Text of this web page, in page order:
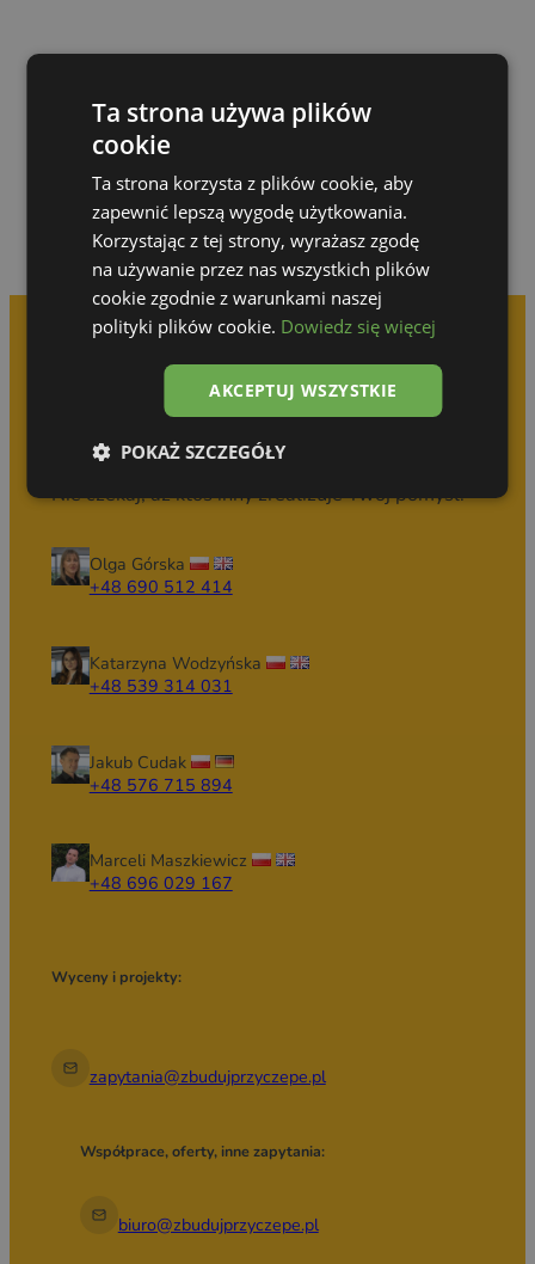
Przejdź do galerii
Umów się na
bezpłatną konsultację
Nie czekaj, aż ktoś inny zrealizuje Twój pomysł!
Olga Górska
+48 690 512 414
Katarzyna Wodzyńska
+48 539 314 031
Jakub Cudak
+48 576 715 894
Marceli Maszkiewicz
+48 696 029 167
Wyceny i projekty:
zapytania@zbudujprzyczepe.pl
Współprace, oferty, inne zapytania:
biuro@zbudujprzyczepe.pl
Ta strona używa plików
cookie
Ta strona korzysta z plików cookie, aby
zapewnić lepszą wygodę użytkowania.
Korzystając z tej strony, wyrażasz zgodę
na używanie przez nas wszystkich plików
cookie zgodnie z warunkami naszej
polityki plików cookie. Dowiedz się więcej
AKCEPTUJ WSZYSTKIE
POKAŻ SZCZEGÓŁY